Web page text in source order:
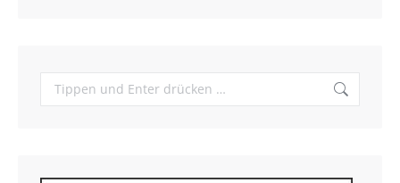
Search: